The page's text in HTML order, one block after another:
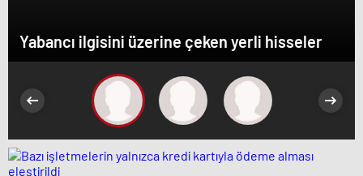
Yabancı ilgisini üzerine çeken yerli hisseler